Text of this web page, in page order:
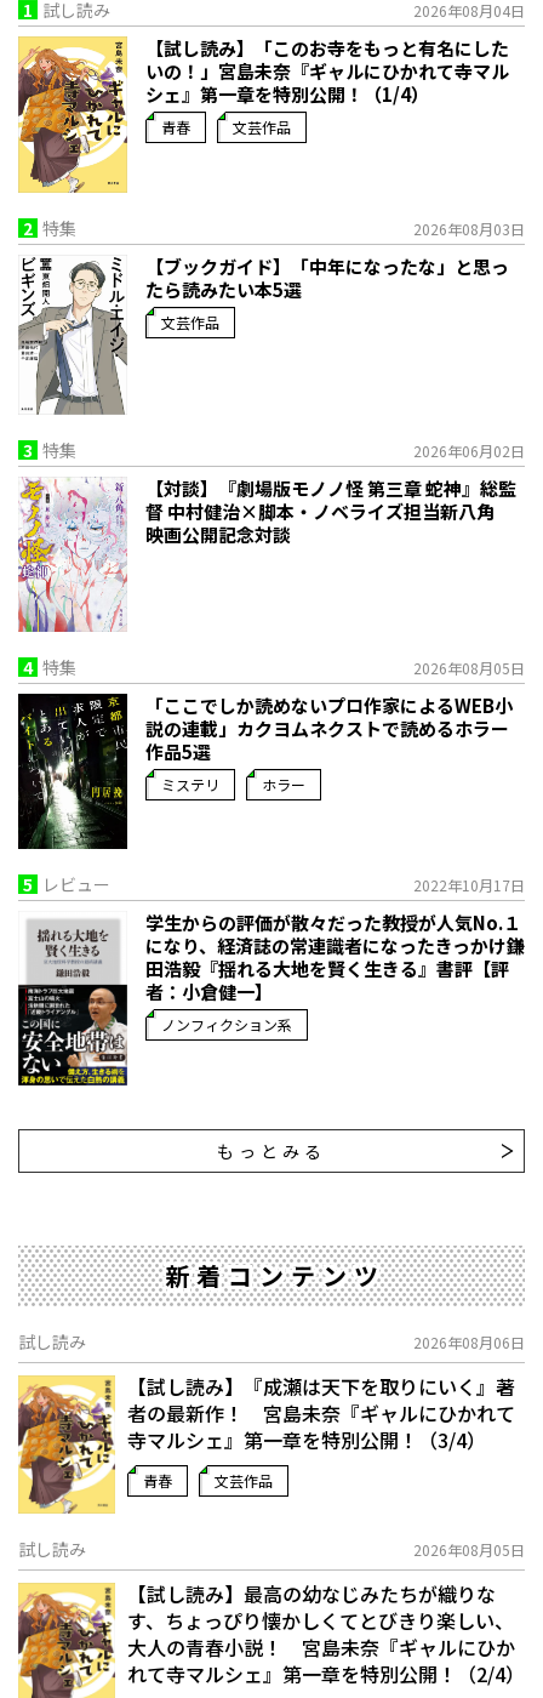
1 試し読み 2026年08月04日
【試し読み】「このお寺をもっと有名にした
いの！」宮島未奈『ギャルにひかれて寺マル
シェ』第一章を特別公開！（1/4）
青春 文芸作品
2 特集 2026年08月03日
【ブックガイド】「中年になったな」と思っ
たら読みたい本5選
文芸作品
3 特集 2026年06月02日
【対談】『劇場版モノノ怪 第三章 蛇神』総監
督 中村健治×脚本・ノベライズ担当新八角
映画公開記念対談
4 特集 2026年08月05日
「ここでしか読めないプロ作家によるWEB小
説の連載」――カクヨムネクストで読めるホラー
作品5選
ミステリ ホラー
5 レビュー 2022年10月17日
学生からの評価が散々だった教授が人気No.１
になり、経済誌の常連識者になったきっかけ――鎌
田浩毅『揺れる大地を賢く生きる』書評【評
者：小倉健一】
ノンフィクション系
もっとみる
新着コンテンツ
試し読み 2026年08月06日
【試し読み】『成瀬は天下を取りにいく』著
者の最新作！ 宮島未奈『ギャルにひかれて
寺マルシェ』第一章を特別公開！（3/4）
青春 文芸作品
試し読み 2026年08月05日
【試し読み】最高の幼なじみたちが織りな
す、ちょっぴり懐かしくてとびきり楽しい、
大人の青春小説！ 宮島未奈『ギャルにひか
れて寺マルシェ』第一章を特別公開！（2/4）